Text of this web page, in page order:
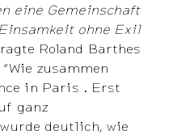
eine Gemeinschaft
ohne Exil
Roland Barthes
zusammen
in Paris . Erst
ganz
deutlich, wie